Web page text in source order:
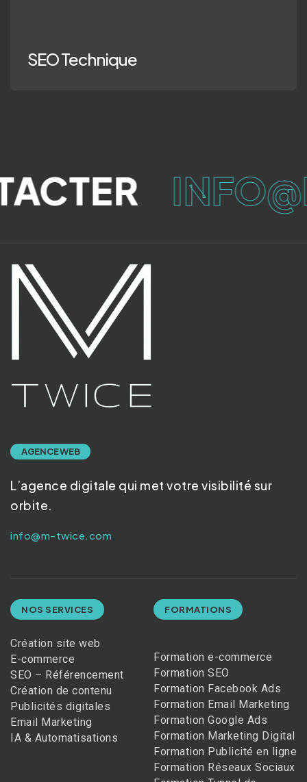
SEO Technique
AGENCE WEB
L’agence digitale qui met votre visibilité sur
orbite.
info@m-twice.com
NOS SERVICES
Création site web
E-commerce
SEO – Référencement
Création de contenu
Publicités digitales
Email Marketing
IA & Automatisations
FORMATIONS
Formation e-commerce
Formation SEO
Formation Facebook Ads
Formation Email Marketing
Formation Google Ads
Formation Marketing Digital
Formation Publicité en ligne
Formation Réseaux Sociaux